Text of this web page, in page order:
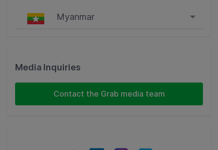
Myanmar
Malaysia
Media Inquiries
Contact the Grab media team